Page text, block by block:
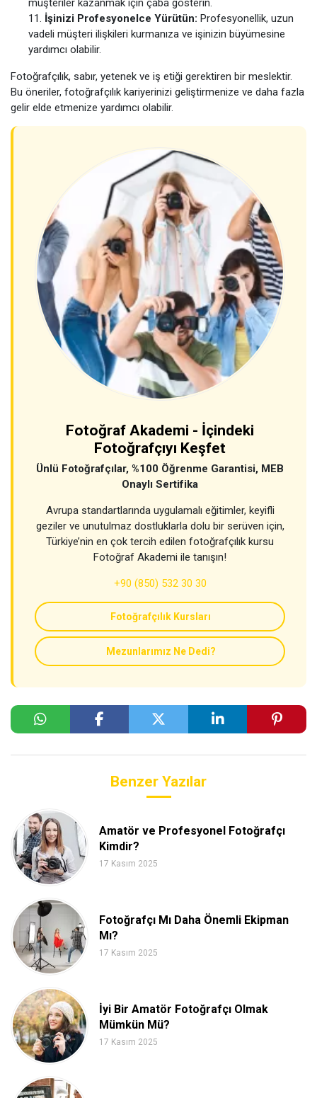
müşteriler kazanmak için çaba gösterin.
İşinizi Profesyonelce Yürütün: Profesyonellik, uzun
vadeli müşteri ilişkileri kurmanıza ve işinizin büyümesine
yardımcı olabilir.
Fotoğrafçılık, sabır, yetenek ve iş etiği gerektiren bir meslektir.
Bu öneriler, fotoğrafçılık kariyerinizi geliştirmenize ve daha fazla
gelir elde etmenize yardımcı olabilir.
Fotoğraf Akademi - İçindeki
Fotoğrafçıyı Keşfet
Ünlü Fotoğrafçılar, %100 Öğrenme Garantisi, MEB
Onaylı Sertifika
Avrupa standartlarında uygulamalı eğitimler, keyifli
geziler ve unutulmaz dostluklarla dolu bir serüven için,
Türkiye’nin en çok tercih edilen fotoğrafçılık kursu
Fotoğraf Akademi ile tanışın!
+90 (850) 532 30 30
Fotoğrafçılık Kursları
Mezunlarımız Ne Dedi?
Benzer Yazılar
Amatör ve Profesyonel Fotoğrafçı
Kimdir?
17 Kasım 2025
Fotoğrafçı Mı Daha Önemli Ekipman
Mı?
17 Kasım 2025
İyi Bir Amatör Fotoğrafçı Olmak
Mümkün Mü?
17 Kasım 2025